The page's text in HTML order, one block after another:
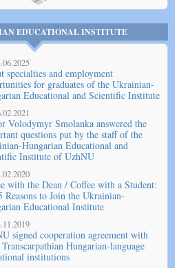
Show
on map
EDUCATIONAL INSTITUTE
specialties and employment
for graduates of the Ukrainian-
Educational and Scientific Institute
Volodymyr Smolanka answered the
questions put by the staff of the
Hungarian Educational and
Institute of UzhNU
with the Dean / Coffee with a Student:
Reasons to Join the Ukrainian-
Educational Institute
signed cooperation agreement with
Hungarian-language
institutions